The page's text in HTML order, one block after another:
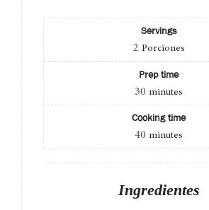
Servings
2 Porciones
Prep time
30 minutes
Cooking time
40 minutes
Ingredientes